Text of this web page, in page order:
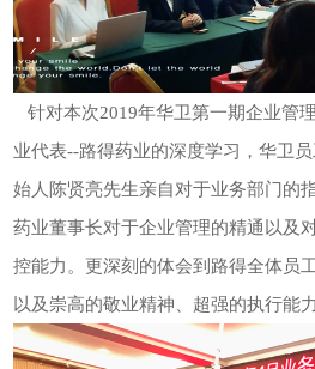
针对本次2019年华卫第一期企业管
业代表--路得药业的深度学习，华卫
始人陈贤亮先生亲自对于业务部门的
药业董事长对于企业管理的精通以及
控能力。更深刻的体会到路得全体员
以及崇高的敬业精神、超强的执行能力